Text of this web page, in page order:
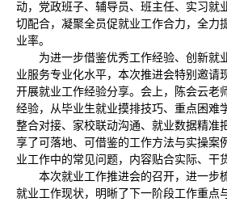
动，党政班子、辅导员、班主任、实习就
切配合，凝聚全员促就业工作合力，全力
业率。
为进一步借鉴优秀工作经验、创新就
业服务专业化水平，本次推进会特别邀请
开展就业工作经验分享。会上，陈会云老
经验，从毕业生就业摸排技巧、重点困难
整合对接、家校联动沟通、就业数据精准
享了可落地、可借鉴的工作方法与实操案
业工作中的常见问题，内容贴合实际、干
本次就业工作推进会的召开，进一步
就业工作现状，明晰了下一阶段工作重点